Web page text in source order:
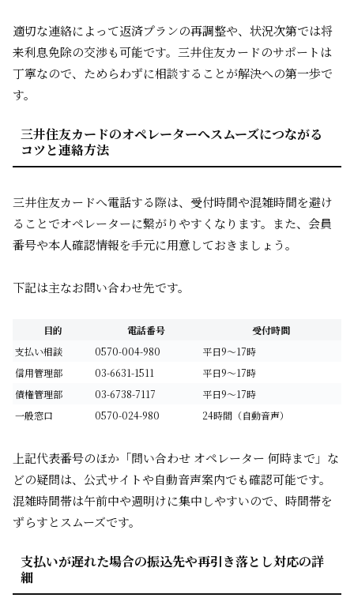
適切な連絡によって返済プランの再調整や、状況次第では将
来利息免除の交渉も可能です。三井住友カードのサポートは
丁寧なので、ためらわずに相談することが解決への第一歩で
す。
三井住友カードのオペレーターへスムーズにつながる
コツと連絡方法
三井住友カードへ電話する際は、受付時間や混雑時間を避け
ることでオペレーターに繋がりやすくなります。また、会員
番号や本人確認情報を手元に用意しておきましょう。
下記は主なお問い合わせ先です。
目的 電話番号
受付時間
支払い相談
0570-004-980
平日9～17時
信用管理部
03-6631-1511
平日9～17時
債権管理部
03-6738-7117
平日9～17時
一般窓口
0570-024-980 24時間（自動音声）
上記代表番号のほか「問い合わせ オペレーター 何時まで」な
どの疑問は、公式サイトや自動音声案内でも確認可能です。
混雑時間帯は午前中や週明けに集中しやすいので、時間帯を
ずらすとスムーズです。
支払いが遅れた場合の振込先や再引き落とし対応の詳
細